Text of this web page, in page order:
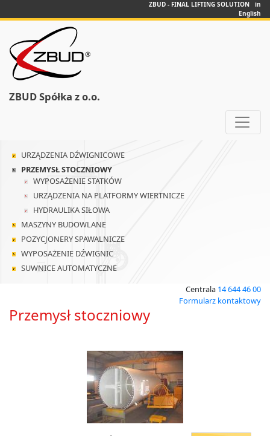
ZBUD - FINAL LIFTING SOLUTION in
English
ZBUD Spółka z o.o.
URZĄDZENIA DŹWIGNICOWE
PRZEMYSŁ STOCZNIOWY
WYPOSAŻENIE STATKÓW
URZĄDZENIA NA PLATFORMY WIERTNICZE
HYDRAULIKA SIŁOWA
MASZYNY BUDOWLANE
POZYCJONERY SPAWALNICZE
WYPOSAŻENIE DŹWIGNIC
SUWNICE AUTOMATYCZNE
Centrala 14 644 46 00
Formularz kontaktowy
Przemysł stoczniowy